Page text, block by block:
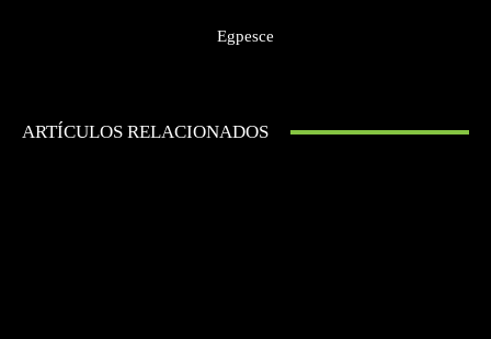
Egpesce
ARTÍCULOS RELACIONADOS